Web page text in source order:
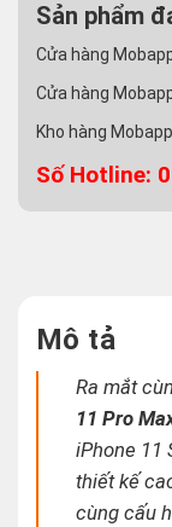
Sản phẩm
Cửa hàng
Cửa hàng
Kho hàng
Số Hotline:
Mô tả
Ra mắt
11 Pro
iPhone 11
thiết kế
cùng cấu